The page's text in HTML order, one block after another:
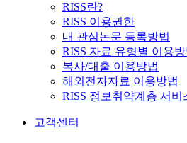
RISS란?
RISS 이용권한
내 관심논문 등록방법
RISS 자료 유형별 이용방
복사/대출 이용방법
해외전자자료 이용방법
RISS 정보취약계층 서비
고객센터